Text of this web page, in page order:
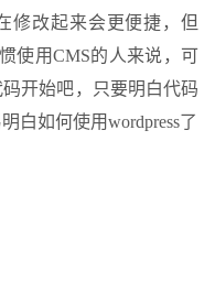
修改起来会更便捷，但
使用CMS的人来说，可
开始吧，只要明白代码
白如何使用wordpress了